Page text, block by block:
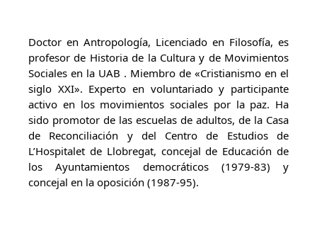
Doctor en Antropología, Licenciado en Filosofía, es
profesor de Historia de la Cultura y de Movimientos
Sociales en la UAB . Miembro de «Cristianismo en el
siglo XXI». Experto en voluntariado y participante
activo en los movimientos sociales por la paz. Ha
sido promotor de las escuelas de adultos, de la Casa
de Reconciliación y del Centro de Estudios de
L’Hospitalet de Llobregat, concejal de Educación de
los Ayuntamientos democráticos (1979-83) y
concejal en la oposición (1987-95).